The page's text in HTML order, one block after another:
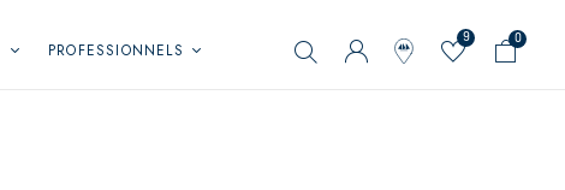
PROFESSIONNELS
9 0